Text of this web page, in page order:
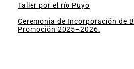
Taller por el río Puyo
Ceremonia de Incorporación de
Promoción 2025–2026.